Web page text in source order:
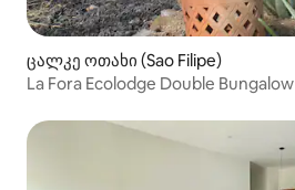
ცალკე ოთახი (Sao Filipe)
La Fora Ecolodge Double Bungalow